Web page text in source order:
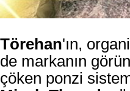
Törehan'ın,
de markanın
çöken ponzi